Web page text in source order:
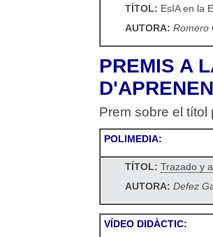
TÍTOL: EsIA en la
AUTORA: Romero
PREMIS A
Prem sobre el
POLIMEDIA:
TÍTOL: Trazado y
AUTORA: Defez
VÍDEO DIDÀCTIC: